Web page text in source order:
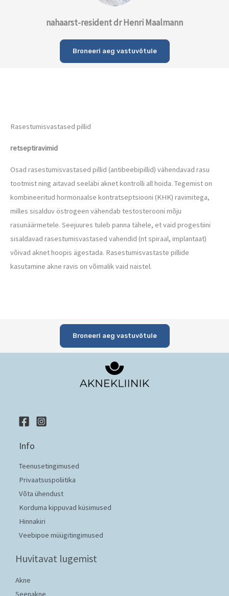
nahaarst-resident dr Henri Maalmann
Broneeri aeg vastuvõtule
Rasestumisvastased pillid
retseptiravimid
Osad rasestumisvastased pillid (antibeebipillid) vähendavad rasu
tootmist ning aitavad seeläbi aknet kontrolli all hoida. Tegemist on
kombineeritud hormonaalse kontratseptsiooni (KHK) ravimitega,
milles sisalduv östrogeen vähendab testosterooni mõju
rasunäärmetele. Seejuures tuleb panna tähele, et vaid progestiini
sisaldavad rasestumisvastased vahendid (nt spiraal, implantaat)
võivad aknet hoopis ägestada. Rasestumisvastaste pillide
kasutamine akne ravis on võimalik vaid naistel.
Broneeri aeg vastuvõtule
Info
Teenusetingimused
Privaatsuspoliitika
Võta ühendust
Korduma kippuvad küsimused
Hinnakiri
Veebipoe müügitingimused
Huvitavat lugemist
Akne
Seenakne